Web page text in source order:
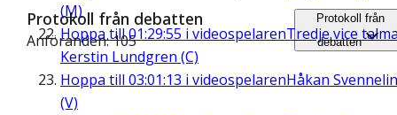
(M)
Hoppa till01:29:55 i videospelarenTredje vice
Kerstin Lundgren (C)
Hoppa till 03:01:13 i videospelarenHåkan
(V)
Protokoll från debatten
Anföranden: 105
Protokoll från
debatten